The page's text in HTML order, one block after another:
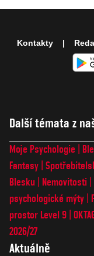
Další témata z
Moje Psychologie
Fantasy
Blesku
Nemovitosti
psychologické mýty
prostor Level 9
2026/27
Aktuálně
Kontakty